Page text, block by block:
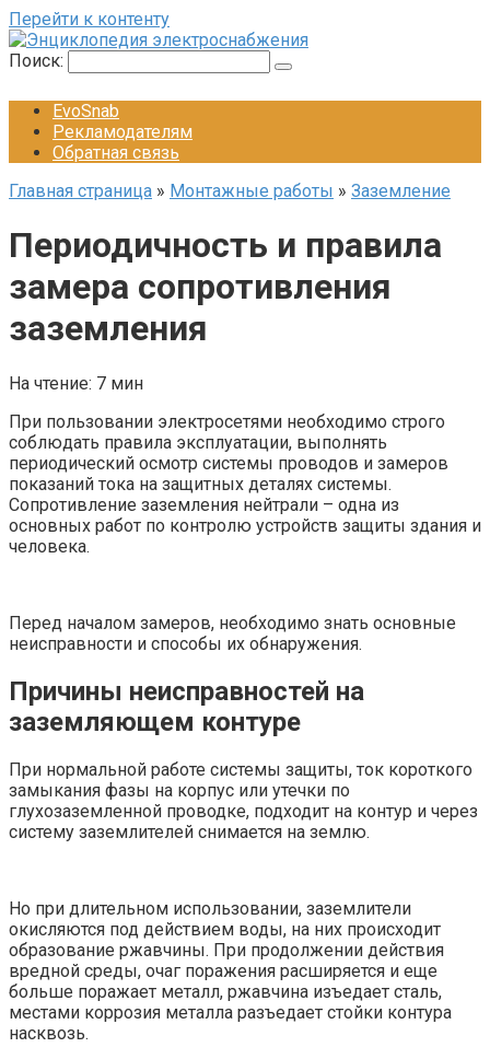
Перейти к контенту
Поиск:
EvoSnab
Рекламодателям
Обратная связь
Главная страница » Монтажные работы » Заземление
Периодичность и правила
замера сопротивления
заземления
На чтение: 7 мин
При пользовании электросетями необходимо строго
соблюдать правила эксплуатации, выполнять
периодический осмотр системы проводов и замеров
показаний тока на защитных деталях системы.
Сопротивление заземления нейтрали – одна из
основных работ по контролю устройств защиты здания и
человека.
Перед началом замеров, необходимо знать основные
неисправности и способы их обнаружения.
Причины неисправностей на
заземляющем контуре
При нормальной работе системы защиты, ток короткого
замыкания фазы на корпус или утечки по
глухозаземленной проводке, подходит на контур и через
систему заземлителей снимается на землю.
Но при длительном использовании, заземлители
окисляются под действием воды, на них происходит
образование ржавчины. При продолжении действия
вредной среды, очаг поражения расширяется и еще
больше поражает металл, ржавчина изъедает сталь,
местами коррозия металла разъедает стойки контура
насквозь.